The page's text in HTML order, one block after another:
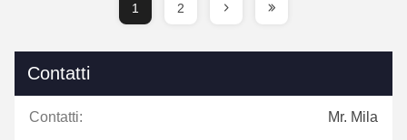
1 2
Contatti
Contatti: Mr. Mila